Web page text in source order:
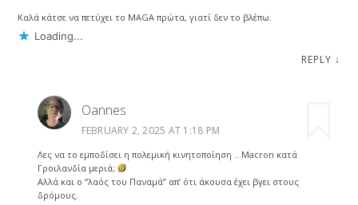
Καλά κάτσε να πετύχει το MAGA πρώτα, γιατί δεν το βλέπω.
Loading...
REPLY ↓
Oannes
FEBRUARY 2, 2025 AT 1:18 PM
Λες να το εμποδίσει η πολεμική κινητοποίηση …Macron κατά
Γροιλανδία μεριά;
Αλλά και ο “λαός του Παναμά” απ’ ότι άκουσα έχει βγει στους
δρόμους.